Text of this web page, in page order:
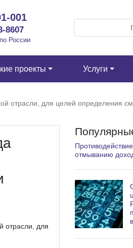
001
8607
России
проекты Услуги
отрасли, для целей определения
отрасли, для
отмыванию